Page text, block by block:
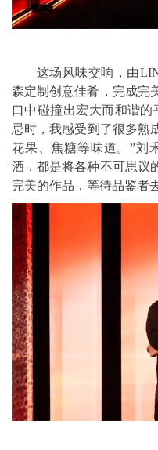
这场风味交响，由
森定制创意佳肴，完成完
口中碰撞出宏大而和谐
忌时，我感受到了很多
花果、焦糖等味道。”刘
酒，都是将各种不可思议
完美的作品，等待品鉴者